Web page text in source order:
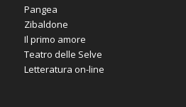
Pangea
Zibaldone
Il primo amore
Teatro delle Selve
Letteratura on-line